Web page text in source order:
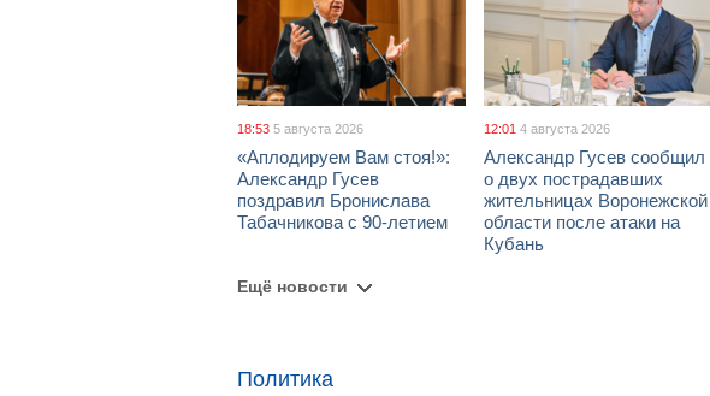
18:53 5 августа 2026
«Аплодируем Вам стоя!»:
Александр Гусев
поздравил Бронислава
Табачникова с 90-летием
12:01 4 августа 2026
Александр Гусев сообщил
о двух пострадавших
жительницах Воронежской
области после атаки на
Кубань
Ещё новости
Политика